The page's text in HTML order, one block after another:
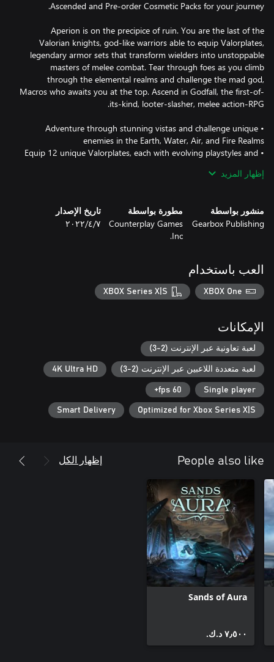
Aperion is on the precipice of ruin. You are the last of the
Valorian knights, god-like warriors able to equip Valorplates,
legendary armor sets that transform wielders into unstoppable
masters of melee combat. Tear through foes as you climb
through the elemental realms and challenge the mad god,
Macros who awaits you at the top. Ascend in Godfall, the first-of-
• Adventure through stunning vistas and challenge unique
• Equip 12 unique Valorplates, each with evolving playstyles and
• Complete challenges to unlock and show off your style with
a variety of longswords, polearms, warhammers, greatswords,
• Level up, learn new skills, and uncover legendary weapons with
• Test your skills in the Dreamstones, Ascended Tower of Trials,
• Fight solo, or alongside friends with three-player PvE online co-
Unlock cosmetic items from Ascended and Pre-order cosmetic
o Chrome and Gold Valorplate skins for Silvermane, Phoenix, and
o Zer0’s Sword Longsword: Unleash the blade of a master
o PlayStation exclusive: Orange Valorplate skin for Vertigo, Red
o Dive deeper into the story of Orin, Macros and Aperion with all
o New Valorplate Shards, unlocking all new unique abilities for
o 35 new ways to style your gear – 25 weapon, 5 banner, and 5
o Dive into the Spirit Realms game mode with 6-player PvE
online co-op play
إظهار المزيد
منشور بواسطة
Gearbox Publishing
مطورة بواسطة
Counterplay Games
Inc.
تاريخ الإصدار
٧‏/٤‏/٢٠٢٢
العب باستخدام
XBOX One
XBOX Series X|S
الإمكانات
لعبة تعاونية عبر الإنترنت (2-3)
لعبة متعددة اللاعبين عبر الإنترنت (2-3) 4K Ultra HD
Single player
60 fps+
Optimized for Xbox Series X|S
Smart Delivery
People also like إظهار الكل
Sands of Aura
٧٫٥٠٠ د.ك.‏